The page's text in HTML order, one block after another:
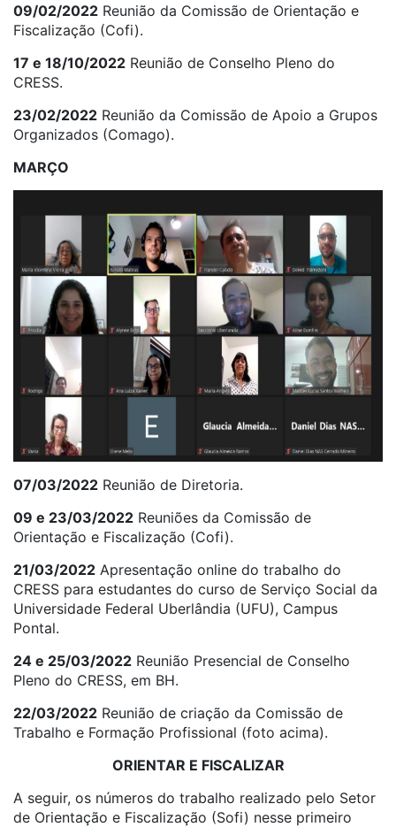
09/02/2022 Reunião da Comissão de Orientação e
Fiscalização (Cofi).
17 e 18/10/2022 Reunião de Conselho Pleno do
CRESS.
23/02/2022 Reunião da Comissão de Apoio a Grupos
Organizados (Comago).
MARÇO
07/03/2022 Reunião de Diretoria.
09 e 23/03/2022 Reuniões da Comissão de
Orientação e Fiscalização (Cofi).
21/03/2022 Apresentação online do trabalho do
CRESS para estudantes do curso de Serviço Social da
Universidade Federal Uberlândia (UFU), Campus
Pontal.
24 e 25/03/2022 Reunião Presencial de Conselho
Pleno do CRESS, em BH.
22/03/2022 Reunião de criação da Comissão de
Trabalho e Formação Profissional (foto acima).
ORIENTAR E FISCALIZAR
A seguir, os números do trabalho realizado pelo Setor
de Orientação e Fiscalização (Sofi) nesse primeiro